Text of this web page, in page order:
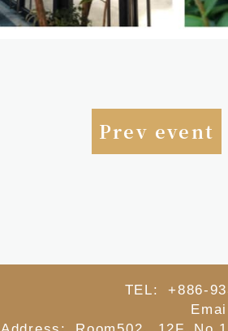
Prev event
TEL: +886-